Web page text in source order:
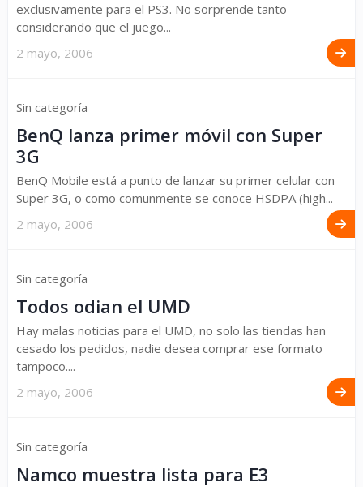
exclusivamente para el PS3. No sorprende tanto
considerando que el juego...
2 mayo, 2006
Sin categoría
BenQ lanza primer móvil con Super
3G
BenQ Mobile está a punto de lanzar su primer celular con
Super 3G, o como comunmente se conoce HSDPA (high...
2 mayo, 2006
Sin categoría
Todos odian el UMD
Hay malas noticias para el UMD, no solo las tiendas han
cesado los pedidos, nadie desea comprar ese formato
tampoco....
2 mayo, 2006
Sin categoría
Namco muestra lista para E3